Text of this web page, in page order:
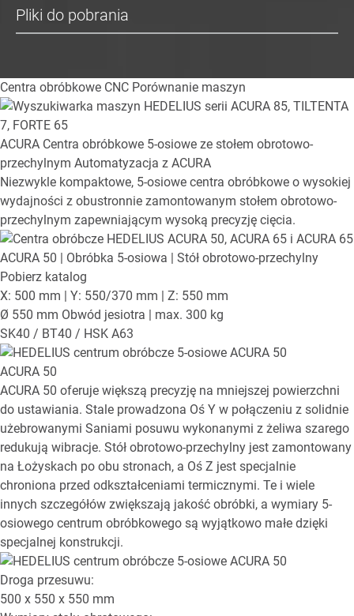
Pliki do pobrania
Centra obróbkowe CNC Porównanie maszyn
ACURA Centra obróbkowe 5-osiowe ze stołem obrotowo-
przechylnym Automatyzacja z ACURA
Niezwykle kompaktowe, 5-osiowe centra obróbkowe o wysokiej
wydajności z obustronnie zamontowanym stołem obrotowo-
przechylnym zapewniającym wysoką precyzję cięcia.
ACURA 50 | Obróbka 5-osiowa | Stół obrotowo-przechylny
Pobierz katalog
X: 500 mm | Y: 550/370 mm | Z: 550 mm
Ø 550 mm Obwód jesiotra | max. 300 kg
SK40 / BT40 / HSK A63
ACURA 50
ACURA 50 oferuje większą precyzję na mniejszej powierzchni
do ustawiania. Stale prowadzona Oś Y w połączeniu z solidnie
użebrowanymi Saniami posuwu wykonanymi z żeliwa szarego
redukują wibracje. Stół obrotowo-przechylny jest zamontowany
na Łożyskach po obu stronach, a Oś Z jest specjalnie
chroniona przed odkształceniami termicznymi. Te i wiele
innych szczegółów zwiększają jakość obróbki, a wymiary 5-
osiowego centrum obróbkowego są wyjątkowo małe dzięki
specjalnej konstrukcji.
Droga przesuwu:
500 x 550 x 550 mm